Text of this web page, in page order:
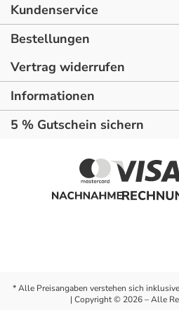
Kundenservice
Bestellungen
Vertrag widerrufen
Informationen
5 % Gutschein sichern
* Alle Preisangaben verstehen sich
| Copyright © 2026 – Alle